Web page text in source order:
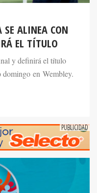
SE ALINEA CON
EL TÍTULO
y definirá el título
en Wembley.